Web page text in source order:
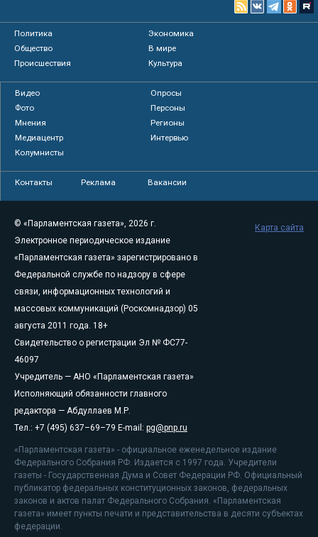
Политика
Экономика
Общество
В мире
Происшествия
Культура
Видео
Опросы
Фото
Персоны
Мнения
Регионы
Медиацентр
Интервью
Колумнисты
Контакты Реклама Вакансии
© «Парламентская газета», 2026 г.
Электронное периодическое издание
«Парламентская газета» зарегистрировано в
Федеральной службе по надзору в сфере
связи, информационных технологий и
массовых коммуникаций (Роскомнадзор) 05
августа 2011 года. 18+
Свидетельство о регистрации Эл № ФС77-
46097
Учредитель — АНО «Парламентская газета»
Исполняющий обязанности главного
редактора — Абдуллаев М.Р.
Тел.: +7 (495) 637–69–79 E-mail: pg@pnp.ru
«Парламентская газета» - официальное еженедельное издание
Федерального Собрания РФ. Издается с 1997 года. Учредители
газеты - Государственная Дума и Совет Федерации РФ. Официальный
публикатор федеральных конституционных законов, федеральных
законов и актов палат Федерального Собрания. «Парламентская
газета» имеет пункты печати и представительства в десяти субъектах
федерации.
Карта сайта